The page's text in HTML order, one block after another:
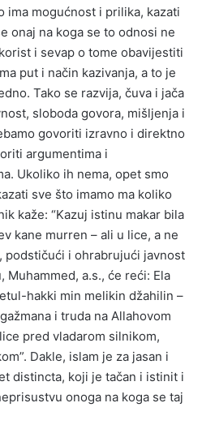
ima mogućnost i prilika, kazati
onaj na koga se to odnosi ne
i sevap o tome obavijestiti
put i način kazivanja, a to je
Tako se razvija, čuva i jača
sloboda govora, mišljenja i
govoriti izravno i direktno
argumentima i
Ukoliko ih nema, opet smo
sve što imamo ma koliko
kaže: “Kazuj istinu makar bila
kane murren – ali u lice, a ne
podstičući i ohrabrujući javnost
a.s., će reći: Ela
hakki min melikin džahilin –
i truda na Allahovom
pred vladarom silnikom,
Dakle, islam je za jasan i
distincta, koji je tačan i istinit i
onoga na koga se taj